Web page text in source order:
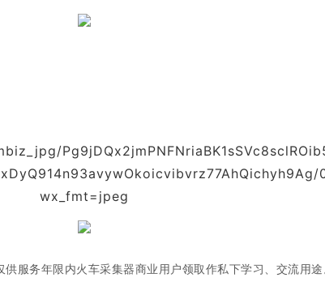
服务年限内火车采集器商业用户领取作私下学习、交流用途